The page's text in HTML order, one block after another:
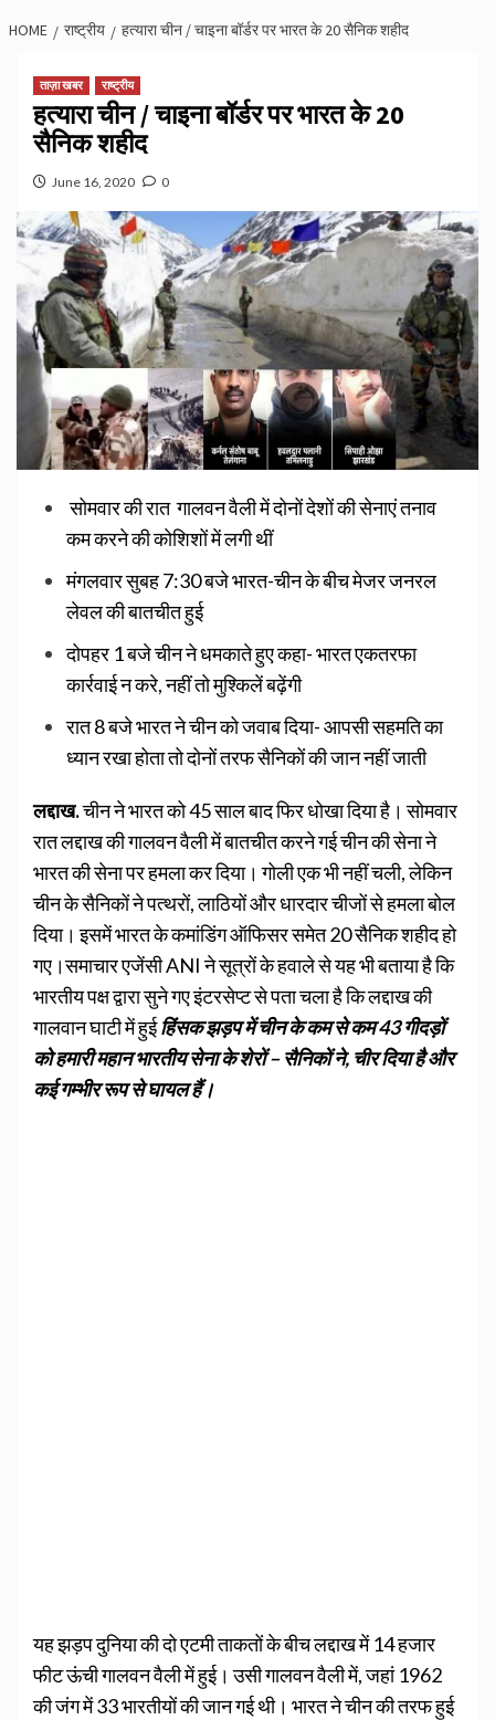
HOME राष्ट्रीय हत्यारा चीन / चाइना बॉर्डर पर भारत के 20 सैनिक शहीद
ताज़ा खबर राष्ट्रीय
हत्यारा चीन / चाइना बॉर्डर पर भारत के 20
सैनिक शहीद
June 16, 2020 0
सोमवार की रात गालवन वैली में दोनों देशों की सेनाएं तनाव
कम करने की कोशिशों में लगी थीं
मंगलवार सुबह 7:30 बजे भारत-चीन के बीच मेजर जनरल
लेवल की बातचीत हुई
दोपहर 1 बजे चीन ने धमकाते हुए कहा- भारत एकतरफा
कार्रवाई न करे, नहीं तो मुश्किलें बढ़ेंगी
रात 8 बजे भारत ने चीन को जवाब दिया- आपसी सहमति का
ध्यान रखा होता तो दोनों तरफ सैनिकों की जान नहीं जाती
लद्दाख.चीन ने भारत को 45 साल बाद फिर धोखा दिया है। सोमवार
रात लद्दाख की गालवन वैली में बातचीत करने गई चीन की सेना ने
भारत की सेना पर हमला कर दिया। गोली एक भी नहीं चली, लेकिन
चीन के सैनिकों ने पत्थरों, लाठियों और धारदार चीजों से हमला बोल
दिया। इसमें भारत के कमांडिंग ऑफिसर समेत 20 सैनिक शहीद हो
गए।समाचार एजेंसी ANI ने सूत्रों के हवाले से यह भी बताया है कि
भारतीय पक्ष द्वारा सुने गए इंटरसेप्ट से पता चला है कि लद्दाख की
गालवान घाटी में हुईहिंसक झड़प में चीन के कम से कम 43 गीदड़ों
को हमारी महान भारतीय सेना के शेरों – सैनिकों ने, चीर दिया है और
कई गम्भीर रूप से घायल हैं।
यह झड़प दुनिया की दो एटमी ताकतों के बीच लद्दाख में 14 हजार
फीट ऊंची गालवन वैली में हुई। उसी गालवन वैली में, जहां 1962
की जंग में 33 भारतीयों की जान गई थी। भारत ने चीन की तरफ हुई